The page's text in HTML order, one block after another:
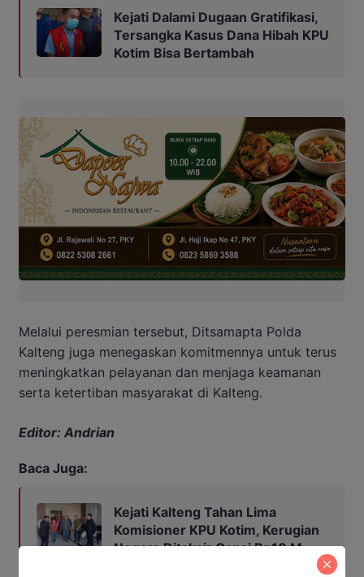
Kejati Dalami Dugaan Gratifikasi,
Tersangka Kasus Dana Hibah KPU
Kotim Bisa Bertambah
Melalui peresmian tersebut, Ditsamapta Polda
Kalteng juga menegaskan komitmennya untuk terus
meningkatkan pelayanan dan menjaga keamanan
serta ketertiban masyarakat di Kalteng.
Editor: Andrian
Baca Juga:
Kejati Kalteng Tahan Lima
Komisioner KPU Kotim, Kerugian
Negara Ditaksir Capai Rp10 M